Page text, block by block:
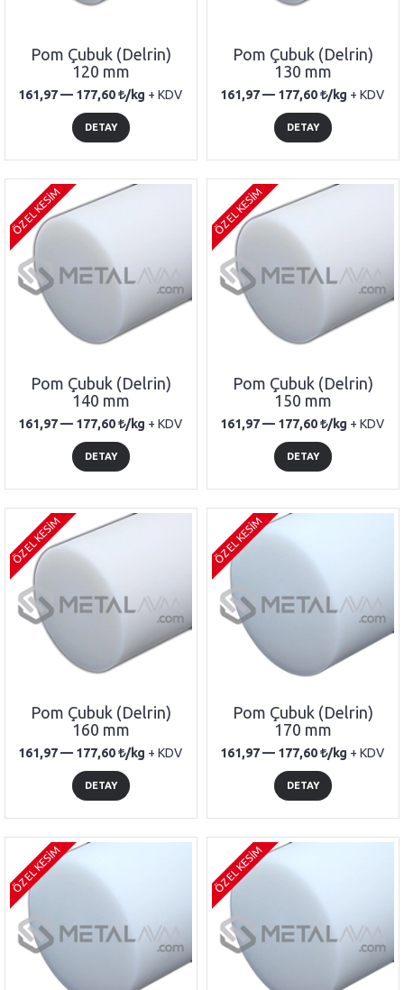
Pom Çubuk (Delrin)
120 mm
161,97 — 177,60 /kg + KDV
DETAY
Pom Çubuk (Delrin)
130 mm
161,97 — 177,60 /kg + KDV
DETAY
ÖZEL KESİM
Pom Çubuk (Delrin)
140 mm
161,97 — 177,60 /kg + KDV
DETAY
ÖZEL KESİM
Pom Çubuk (Delrin)
150 mm
161,97 — 177,60 /kg + KDV
DETAY
ÖZEL KESİM
Pom Çubuk (Delrin)
160 mm
161,97 — 177,60 /kg + KDV
DETAY
ÖZEL KESİM
Pom Çubuk (Delrin)
170 mm
161,97 — 177,60 /kg + KDV
DETAY
ÖZEL KESİM ÖZEL KESİM